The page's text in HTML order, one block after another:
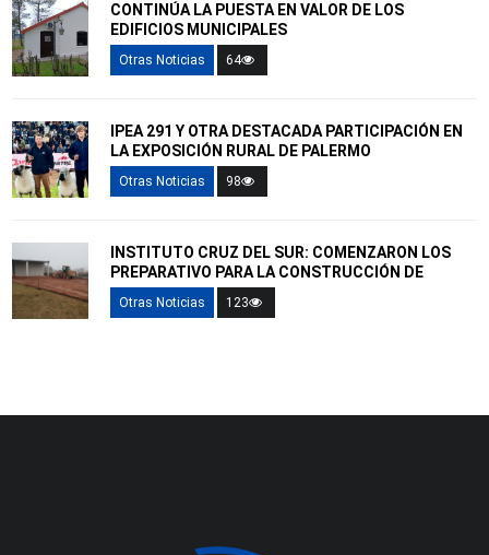
CONTINÚA LA PUESTA EN VALOR DE LOS
EDIFICIOS MUNICIPALES
Otras Noticias 64
IPEA 291 Y OTRA DESTACADA PARTICIPACIÓN EN
LA EXPOSICIÓN RURAL DE PALERMO
Otras Noticias 98
INSTITUTO CRUZ DEL SUR: COMENZARON LOS
PREPARATIVO PARA LA CONSTRUCCIÓN DE
Otras Noticias 123